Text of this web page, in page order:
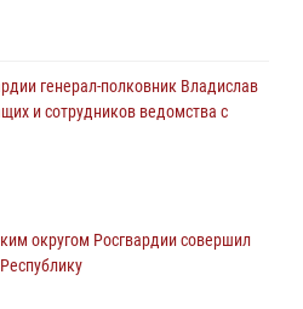
генерал-полковник Владислав
и сотрудников ведомства с
округом Росгвардии совершил